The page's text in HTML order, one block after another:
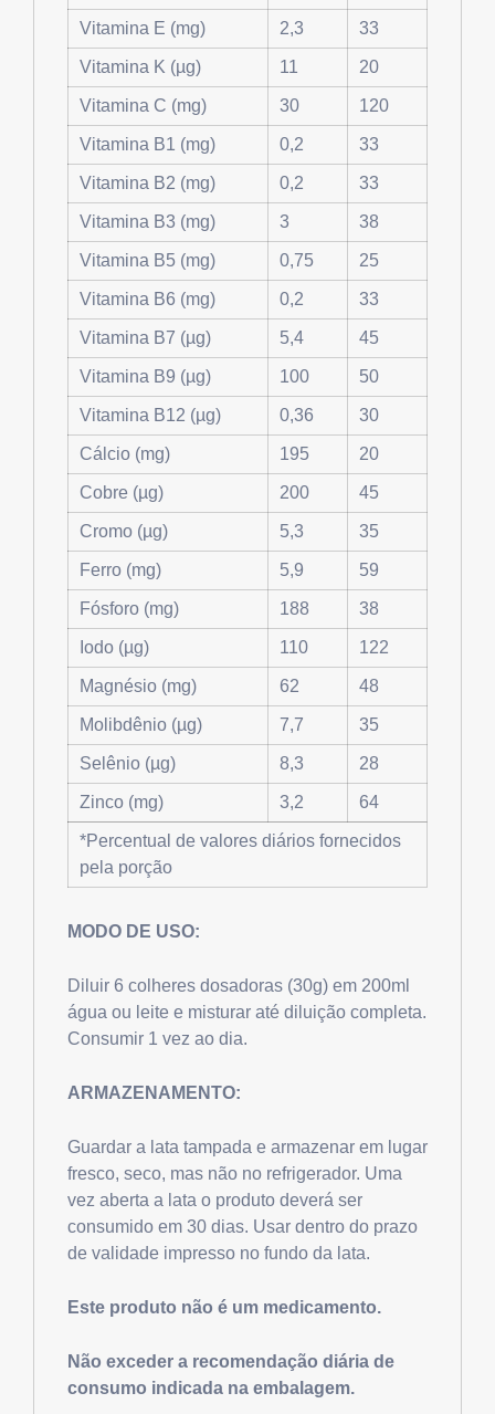
Vitamina E (mg) 2,3 33
Vitamina K (µg) 11 20
Vitamina C (mg) 30 120
Vitamina B1 (mg) 0,2 33
Vitamina B2 (mg) 0,2 33
Vitamina B3 (mg) 3 38
Vitamina B5 (mg) 0,75 25
Vitamina B6 (mg) 0,2 33
Vitamina B7 (µg) 5,4 45
Vitamina B9 (µg) 100 50
Vitamina B12 (µg) 0,36 30
Cálcio (mg) 195 20
Cobre (µg) 200 45
Cromo (µg) 5,3 35
Ferro (mg) 5,9 59
Fósforo (mg) 188 38
Iodo (µg) 110 122
Magnésio (mg) 62 48
Molibdênio (µg) 7,7 35
Selênio (µg) 8,3 28
Zinco (mg) 3,2 64
*Percentual de valores diários fornecidos
pela porção
MODO DE USO:
Diluir 6 colheres dosadoras (30g) em 200ml
água ou leite e misturar até diluição completa.
Consumir 1 vez ao dia.
ARMAZENAMENTO:
Guardar a lata tampada e armazenar em lugar
fresco, seco, mas não no refrigerador. Uma
vez aberta a lata o produto deverá ser
consumido em 30 dias. Usar dentro do prazo
de validade impresso no fundo da lata.
Este produto não é um medicamento.
Não exceder a recomendação diária de
consumo indicada na embalagem.